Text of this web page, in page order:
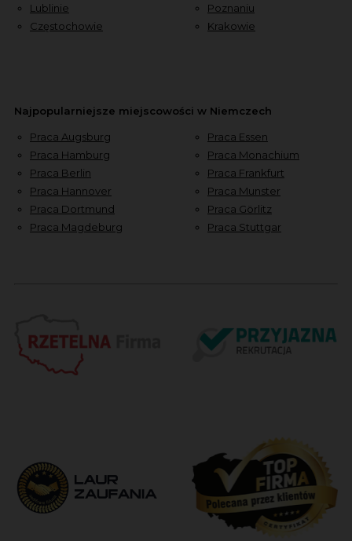
Lublinie
Częstochowie
Poznaniu
Krakowie
Najpopularniejsze miejscowości w Niemczech
Praca Augsburg
Praca Hamburg
Praca Berlin
Praca Hannover
Praca Dortmund
Praca Magdeburg
Praca Essen
Praca Monachium
Praca Frankfurt
Praca Munster
Praca Görlitz
Praca Stuttgar